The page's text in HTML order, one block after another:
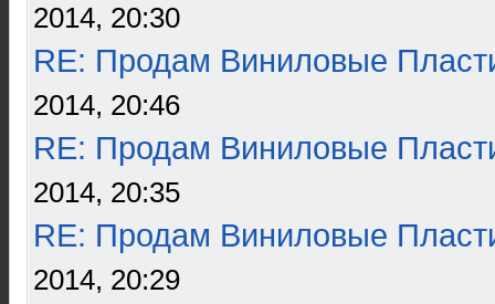
2014, 20:30
RE: Продам Виниловые
2014, 20:46
RE: Продам Виниловые
2014, 20:35
RE: Продам Виниловые
2014, 20:29